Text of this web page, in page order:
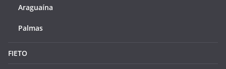
Araguaína
Palmas
FIETO